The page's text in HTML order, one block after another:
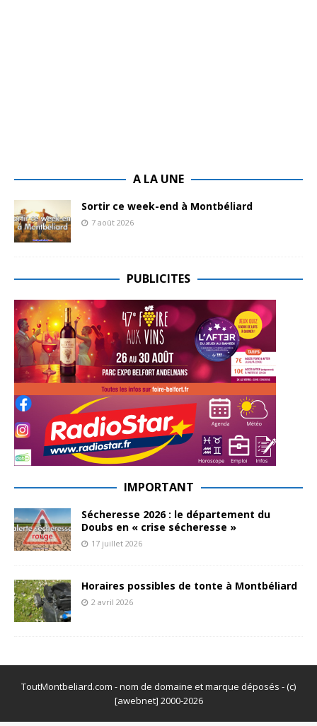
A LA UNE
Sortir ce week-end à Montbéliard
7 août 2026
PUBLICITES
IMPORTANT
Sécheresse 2026 : le département du
Doubs en « crise sécheresse »
17 juillet 2026
Horaires possibles de tonte à Montbéliard
2 avril 2026
ToutMontbeliard.com - nom de domaine et marque déposés - (c)
[awebnet] 2000-2026